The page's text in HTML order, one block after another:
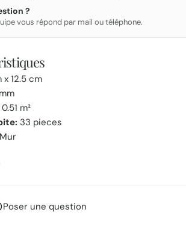
?
vous répond par mail ou téléphone.
x 12.5 cm
0.51 m²
33 pieces
Mur
Poser une question